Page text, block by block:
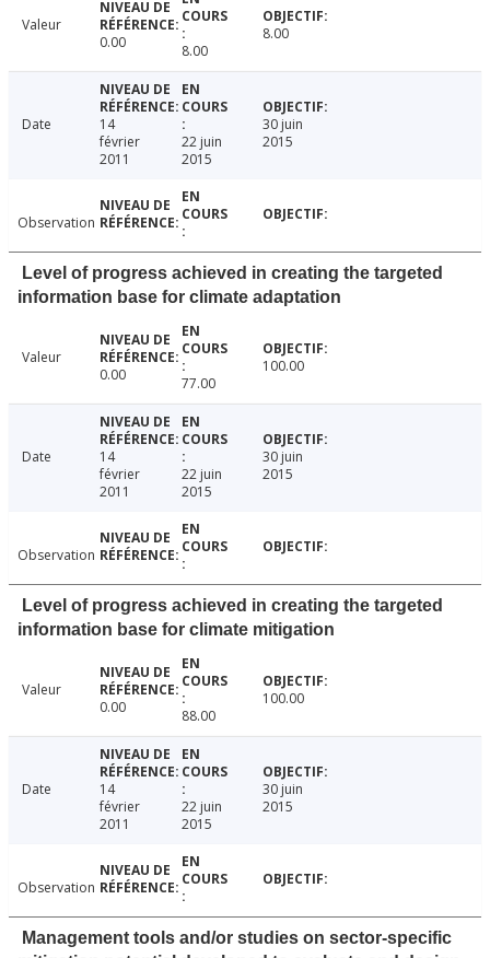
Valeur
0.00
8.00
8.00
Date
14
février
2011
22 juin
2015
30 juin
2015
Observation
Level of progress achieved in creating the targeted
information base for climate adaptation
Valeur
0.00
77.00
100.00
Date
14
février
2011
22 juin
2015
30 juin
2015
Observation
Level of progress achieved in creating the targeted
information base for climate mitigation
Valeur
0.00
88.00
100.00
Date
14
février
2011
22 juin
2015
30 juin
2015
Observation
Management tools and/or studies on sector-specific